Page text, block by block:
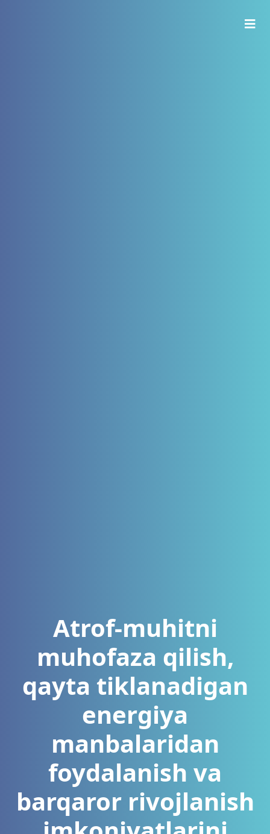
Atrof-muhitni
muhofaza qilish,
qayta tiklanadigan
energiya
manbalaridan
foydalanish va
barqaror rivojlanish